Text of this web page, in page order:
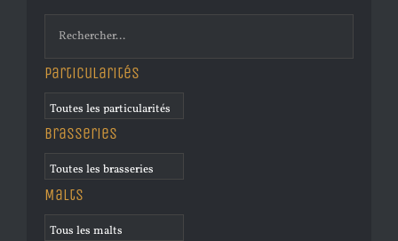
Particularités
Brasseries
Malts